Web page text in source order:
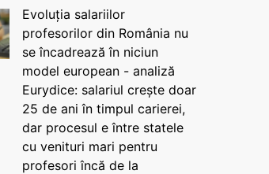
Evoluția salariilor
profesorilor din România nu
se încadrează în niciun
model european - analiză
Eurydice: salariul crește doar
25 de ani în timpul carierei,
dar procesul e între statele
cu venituri mari pentru
profesori încă de la